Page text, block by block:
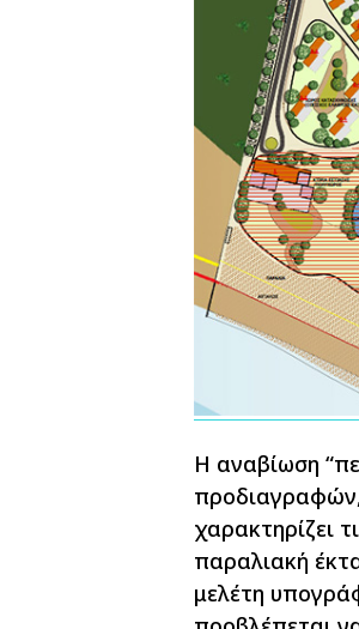
Η αναβίωση
προδιαγραφών,
χαρακτηρίζει
παραλιακή
μελέτη